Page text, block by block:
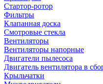
Стартор-ротор
Фильтры
Клапанная доска
Смотровые стекла
Вентиляторы
Вентиляторы напорные
Двигатели пылесоса
Двигатель вентилятора в
Крыльчатки